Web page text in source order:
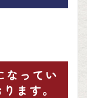
なってい
ます。